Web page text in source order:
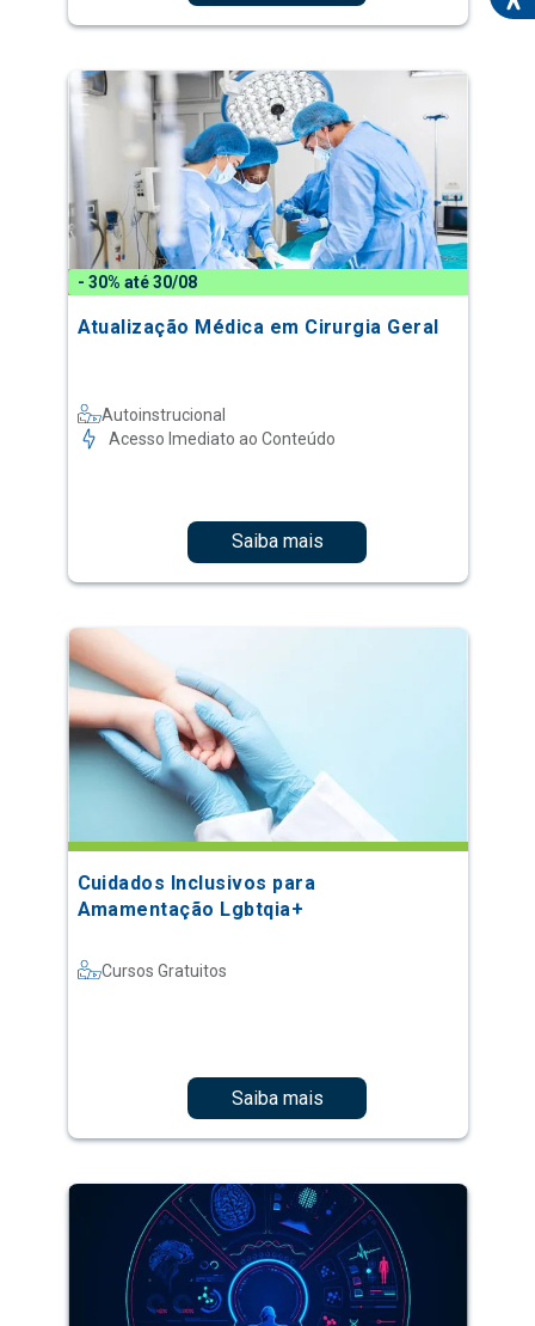
- 30% até 30/08
Atualização Médica em Cirurgia Geral
Autoinstrucional
Acesso Imediato ao Conteúdo
Saiba mais
Cuidados Inclusivos para
Amamentação Lgbtqia+
Cursos Gratuitos
Saiba mais